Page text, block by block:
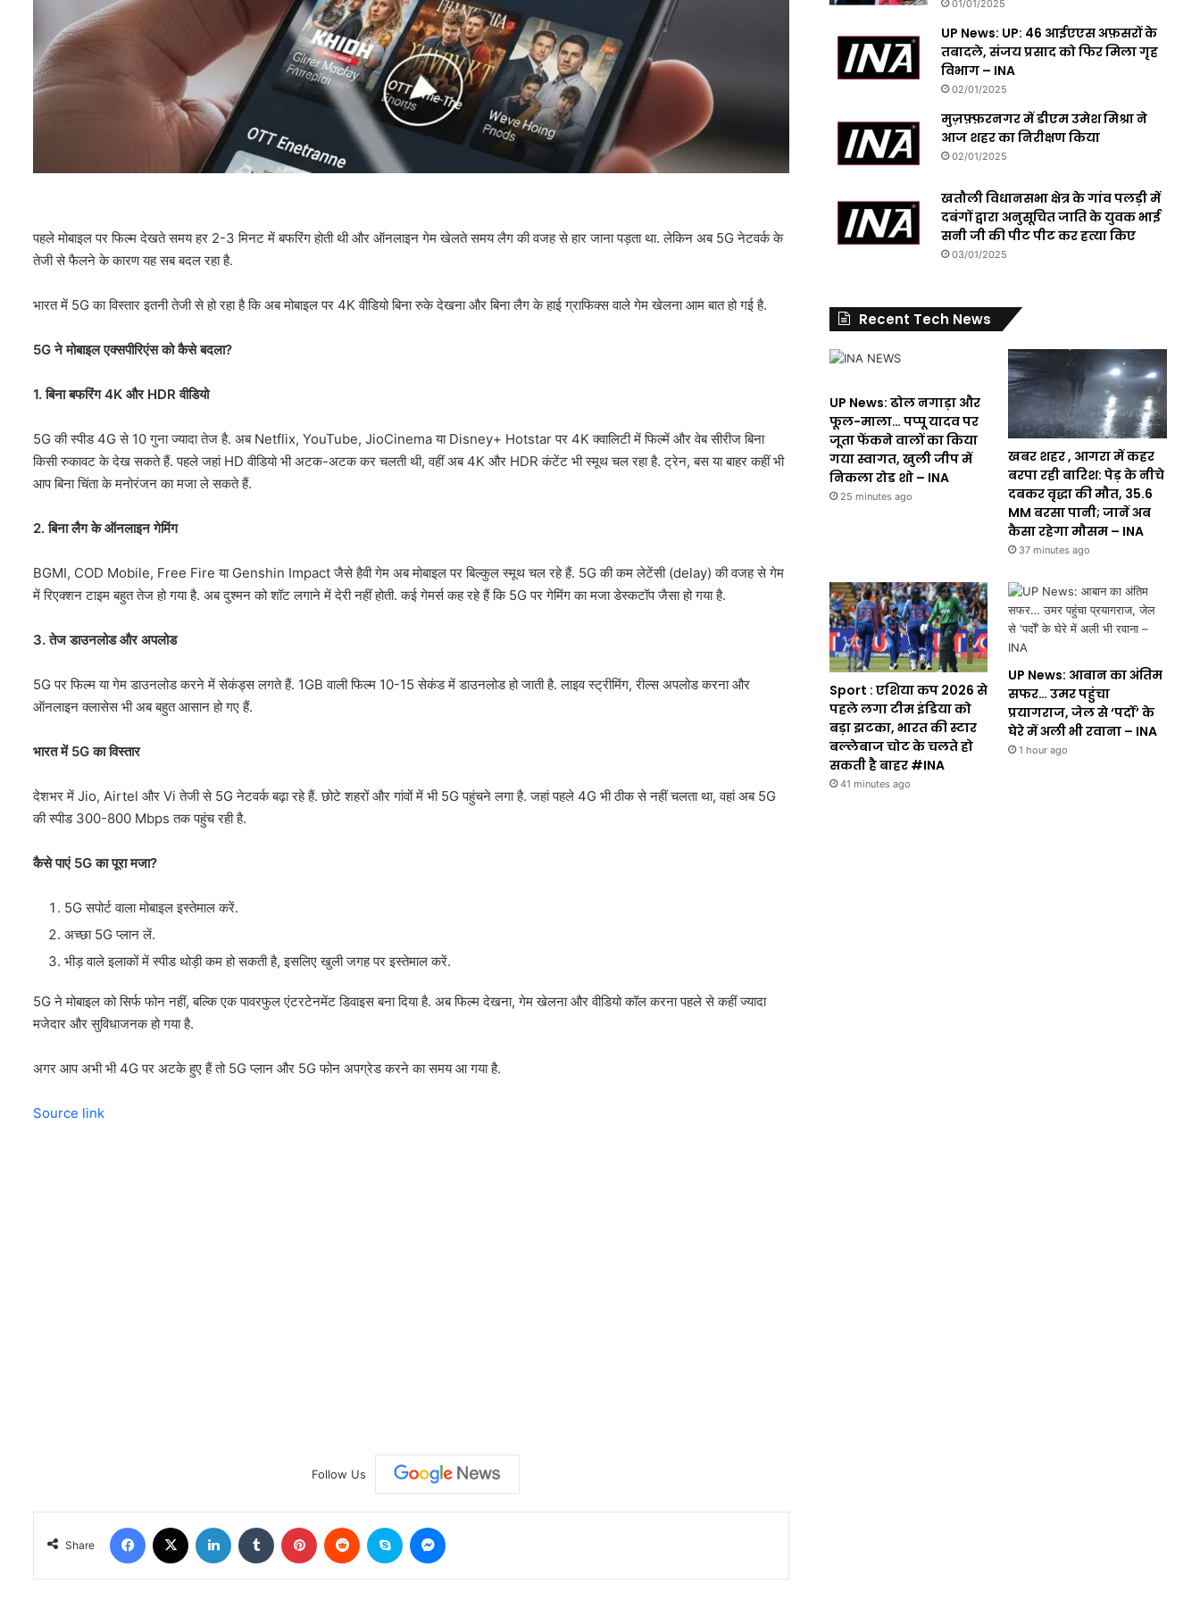
पहले मोबाइल पर फिल्म देखते समय हर 2-3 मिनट में बफरिंग होती थी और ऑनलाइन गेम खेलते समय लैग की वजह से हार जाना पड़ता था. लेकिन अब 5G नेटवर्क के
तेजी से फैलने के कारण यह सब बदल रहा है.
भारत में 5G का विस्तार इतनी तेजी से हो रहा है कि अब मोबाइल पर 4K वीडियो बिना रुके देखना और बिना लैग के हाई ग्राफिक्स वाले गेम खेलना आम बात हो गई है.
5G ने मोबाइल एक्सपीरिएंस को कैसे बदला?
1. बिना बफरिंग 4K और HDR वीडियो
5G की स्पीड 4G से 10 गुना ज्यादा तेज है. अब Netflix, YouTube, JioCinema या Disney+ Hotstar पर 4K क्वालिटी में फिल्में और वेब सीरीज बिना
किसी रुकावट के देख सकते हैं. पहले जहां HD वीडियो भी अटक-अटक कर चलती थी, वहीं अब 4K और HDR कंटेंट भी स्मूथ चल रहा है. ट्रेन, बस या बाहर कहीं भी
आप बिना चिंता के मनोरंजन का मजा ले सकते हैं.
2. बिना लैग के ऑनलाइन गेमिंग
BGMI, COD Mobile, Free Fire या Genshin Impact जैसे हैवी गेम अब मोबाइल पर बिल्कुल स्मूथ चल रहे हैं. 5G की कम लेटेंसी (delay) की वजह से गेम
में रिएक्शन टाइम बहुत तेज हो गया है. अब दुश्मन को शॉट लगाने में देरी नहीं होती. कई गेमर्स कह रहे हैं कि 5G पर गेमिंग का मजा डेस्कटॉप जैसा हो गया है.
3. तेज डाउनलोड और अपलोड
5G पर फिल्म या गेम डाउनलोड करने में सेकंड्स लगते हैं. 1GB वाली फिल्म 10-15 सेकंड में डाउनलोड हो जाती है. लाइव स्ट्रीमिंग, रील्स अपलोड करना और
ऑनलाइन क्लासेस भी अब बहुत आसान हो गए हैं.
भारत में 5G का विस्तार
देशभर में Jio, Airtel और Vi तेजी से 5G नेटवर्क बढ़ा रहे हैं. छोटे शहरों और गांवों में भी 5G पहुंचने लगा है. जहां पहले 4G भी ठीक से नहीं चलता था, वहां अब 5G
की स्पीड 300-800 Mbps तक पहुंच रही है.
कैसे पाएं 5G का पूरा मजा?
5G सपोर्ट वाला मोबाइल इस्तेमाल करें.
अच्छा 5G प्लान लें.
भीड़ वाले इलाकों में स्पीड थोड़ी कम हो सकती है, इसलिए खुली जगह पर इस्तेमाल करें.
5G ने मोबाइल को सिर्फ फोन नहीं, बल्कि एक पावरफुल एंटरटेनमेंट डिवाइस बना दिया है. अब फिल्म देखना, गेम खेलना और वीडियो कॉल करना पहले से कहीं ज्यादा
मजेदार और सुविधाजनक हो गया है.
अगर आप अभी भी 4G पर अटके हुए हैं तो 5G प्लान और 5G फोन अपग्रेड करने का समय आ गया है.
Source link
Follow Us
Share
01/01/2025
UP News: UP: 46 आईएएस अफ़सरों के
तबादले, संजय प्रसाद को फिर मिला गृह
विभाग – INA
02/01/2025
मुज़फ़्फ़रनगर में डीएम उमेश मिश्रा ने
आज शहर का निरीक्षण किया
02/01/2025
खतौली विधानसभा क्षेत्र के गांव पलड़ी में
दबंगों द्वारा अनुसूचित जाति के युवक भाई
सनी जी की पीट पीट कर हत्या किए
03/01/2025
Recent Tech News
UP News: ढोल नगाड़ा और
फूल-माला… पप्पू यादव पर
जूता फेंकने वालों का किया
गया स्वागत, खुली जीप में
निकला रोड शो – INA
25 minutes ago
खबर शहर , आगरा में कहर
बरपा रही बारिश: पेड़ के नीचे
दबकर वृद्धा की माैत, 35.6
MM बरसा पानी; जानें अब
कैसा रहेगा माैसम – INA
37 minutes ago
Sport : एशिया कप 2026 से
पहले लगा टीम इंडिया को
बड़ा झटका, भारत की स्टार
बल्लेबाज चोट के चलते हो
सकती है बाहर #INA
41 minutes ago
UP News: आबान का अंतिम
सफर… उमर पहुंचा
प्रयागराज, जेल से ‘पर्दों’ के
घेरे में अली भी रवाना – INA
1 hour ago